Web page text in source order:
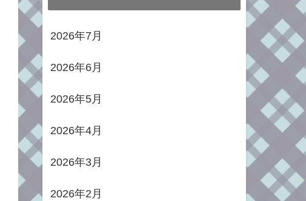
2026年7月
2026年6月
2026年5月
2026年4月
2026年3月
2026年2月